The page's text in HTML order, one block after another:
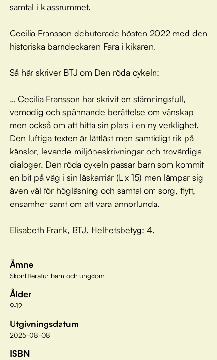
samtal i klassrummet.
Cecilia Fransson debuterade hösten 2022 med den
historiska barndeckaren Fara i kikaren.
Så här skriver BTJ om Den röda cykeln:
… Cecilia Fransson har skrivit en stämningsfull,
vemodig och spännande berättelse om vänskap
men också om att hitta sin plats i en ny verklighet.
Den luftiga texten är lättläst men samtidigt rik på
känslor, levande miljöbeskrivningar och trovärdiga
dialoger. Den röda cykeln passar barn som kommit
en bit på väg i sin läskarriär (Lix 15) men lämpar sig
även väl för högläsning och samtal om sorg, flytt,
ensamhet samt om att vara annorlunda.
Elisabeth Frank, BTJ. Helhetsbetyg: 4.
Ämne
Skönlitteratur barn och ungdom
Ålder
9-12
Utgivningsdatum
2025-08-08
ISBN